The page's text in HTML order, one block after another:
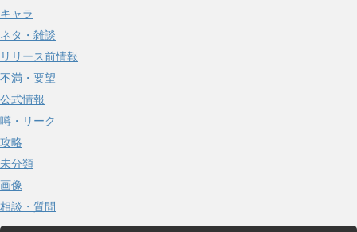
キャラ
ネタ・雑談
リリース前情報
不満・要望
公式情報
噂・リーク
攻略
未分類
画像
相談・質問